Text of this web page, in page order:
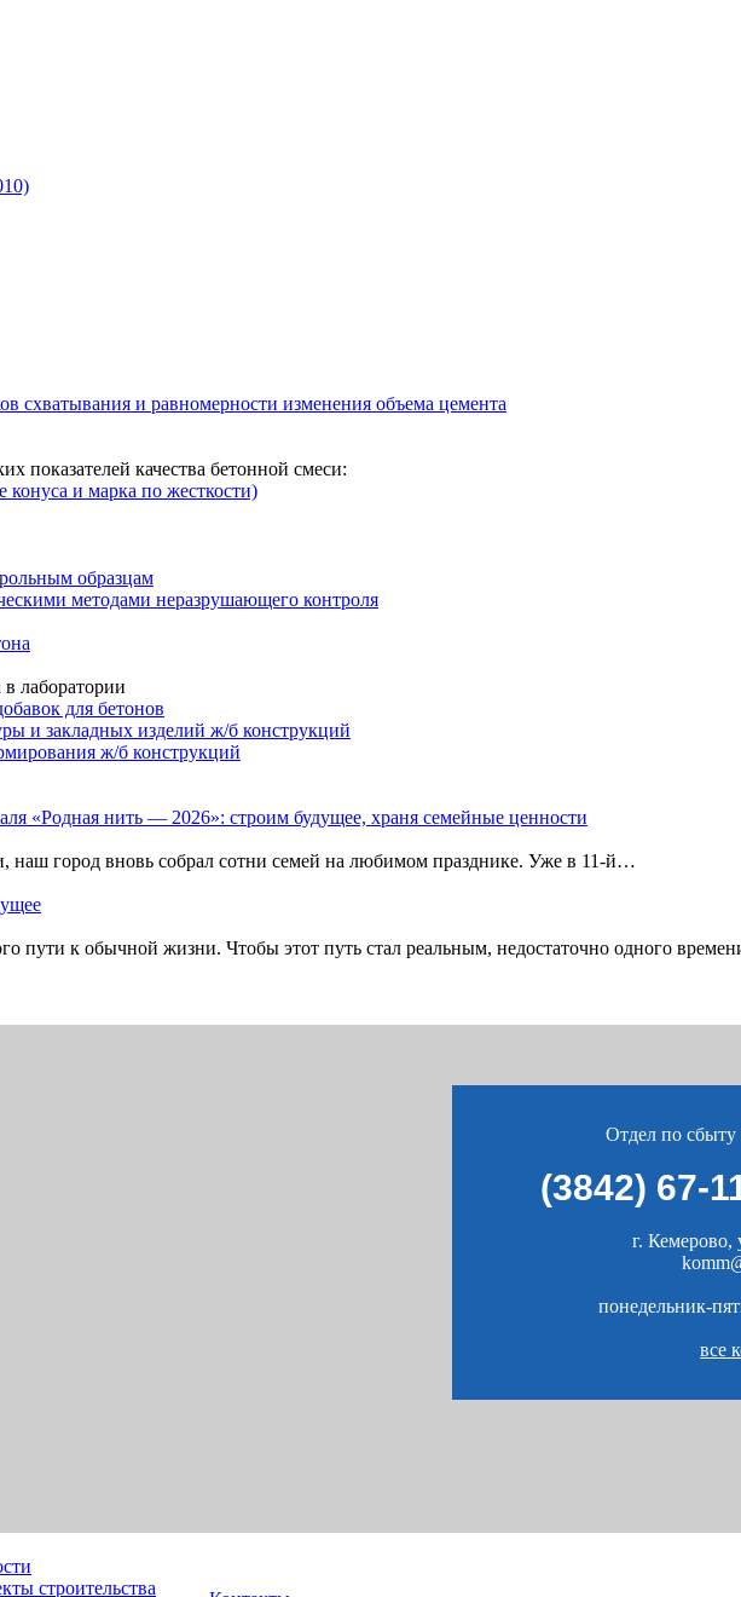
схватывания и равномерности изменения объема цемента
показателей качества бетонной смеси:
конуса и марка по жесткости)
образцам
методами неразрушающего контроля
лаборатории
для бетонов
и закладных изделий ж/б конструкций
ж/б конструкций
«Родная нить — 2026»: строим будущее, храня семейные ценности
наш город вновь собрал сотни семей на любимом празднике. Уже в 11‑й…
пути к обычной жизни. Чтобы этот путь стал реальным, недостаточно одного
Отдел по сбыту
(3842) 67-
г. Кемерово,
понедельник-
все
строительства